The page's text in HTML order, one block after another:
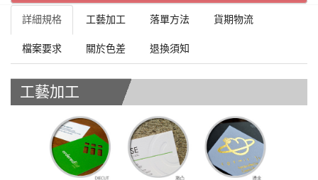
詳細規格 工藝加工 落單方法 貨期物流
檔案要求 關於色差 退換須知
工藝加工